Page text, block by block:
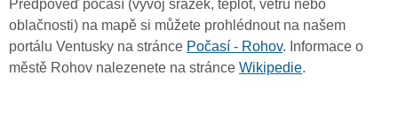
Předpověď počasí (vývoj srážek, teplot, větru nebo
oblačnosti) na mapě si můžete prohlédnout na našem
portálu Ventusky na stránce Počasí - Rohov. Informace o
městě Rohov nalezenete na stránce Wikipedie.